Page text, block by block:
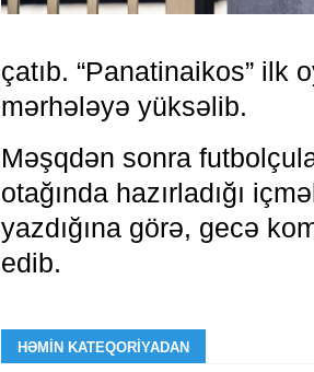
çatıb. “Panatinaikos” ilk
mərhələyə yüksəlib.
Məşqdən sonra
otağında hazırladığı
yazdığına görə, gecə
edib.
HƏMIN KATEQORIYADAN